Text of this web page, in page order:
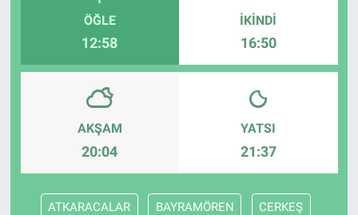
ÖĞLE
12:58
İKINDI
16:50
AKŞAM
20:04
YATSI
21:37
ATKARACALAR BAYRAMÖREN CERKEŞ